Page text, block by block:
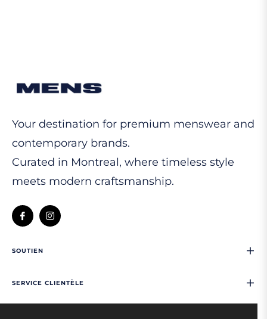
Your destination for premium menswear and
contemporary brands.
Curated in Montreal, where timeless style
meets modern craftsmanship.
Fb Ins
SOUTIEN
SERVICE CLIENTÈLE